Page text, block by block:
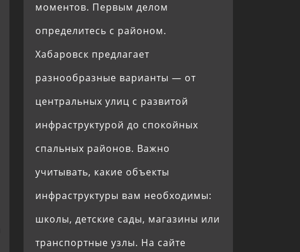
моментов. Первым делом
определитесь с районом.
Хабаровск предлагает
разнообразные варианты — от
центральных улиц с развитой
инфраструктурой до спокойных
спальных районов. Важно
учитывать, какие объекты
инфраструктуры вам необходимы:
школы, детские сады, магазины или
транспортные узлы. На сайте